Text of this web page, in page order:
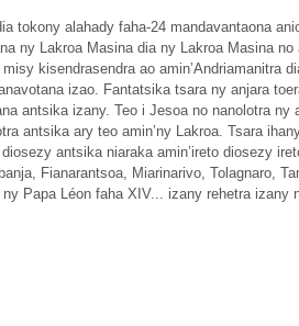
tokony alahady faha-24 mandavantaona
ny Lakroa Masina dia ny Lakroa Masina
kisendrasendra ao amin’Andriamanitra
izao. Fantatsika tsara ny anjara
antsika izany. Teo i Jesoa no nanolotra
antsika ary teo amin’ny Lakroa. Tsara
antsika niaraka amin’ireto diosezy
Fianarantsoa, Miarinarivo, Tolagnaro,
Papa Léon faha XIV... izany rehetra izany